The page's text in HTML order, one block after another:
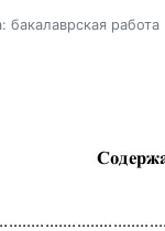
бакалаврская работа